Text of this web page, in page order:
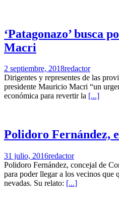
‘Patagonazo’ busca
Macri
2 septiembre, 2018redactor
Dirigentes y representes de las
presidente Mauricio Macri “un
económica para revertir la [...]
Polidoro Fernández,
31 julio, 2016redactor
Polidoro Fernández, concejal de
para poder llegar a los vecinos que
nevadas. Su relato: [...]